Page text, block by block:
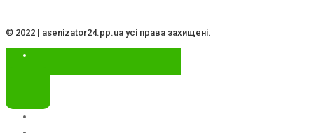
© 2022 | asenizator24.pp.ua усі права захищені.